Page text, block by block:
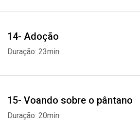
14- Adoção
Duração: 23min
15- Voando sobre o pântano
Duração: 20min